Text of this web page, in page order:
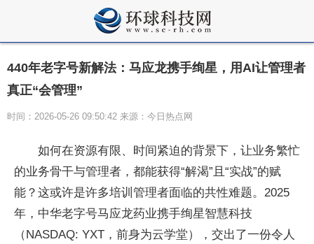
440年老字号新解法：马应龙携手绚星，用AI让管理者
真正“会管理”
时间：2026-05-26 09:50:42 来源：今日热点网
如何在资源有限、时间紧迫的背景下，让业务繁忙
的业务骨干与管理者，都能获得“解渴”且“实战”的赋
能？这或许是许多培训管理者面临的共性难题。2025
年，中华老字号马应龙药业携手绚星智慧科技
（NASDAQ: YXT，前身为云学堂），交出了一份令人